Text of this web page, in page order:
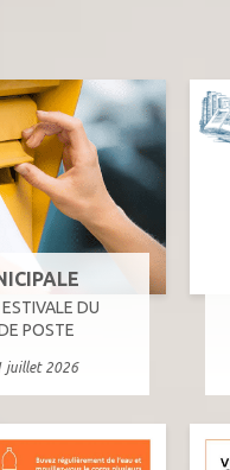
DU
POSTE
juillet 2026